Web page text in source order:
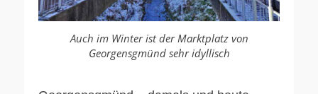
Auch im Winter ist der Marktplatz von
Georgensgmünd sehr idyllisch